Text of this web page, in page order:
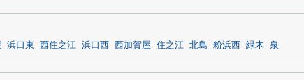
浜口東 西住之江 浜口西 西加賀屋 住之江 北島 粉浜西 緑木 泉